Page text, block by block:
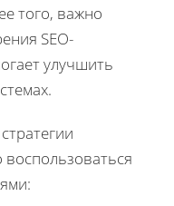
того, важно
SEO-
улучшить